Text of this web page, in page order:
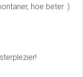
hoe beter :)